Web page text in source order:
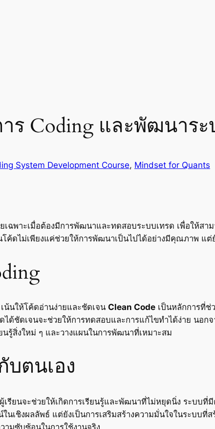
ร Coding และพัฒนาระ
System Development Course, Mindset for Quants
ฉพาะเมื่อต้องมีการพัฒนาและทดสอบระบบเทรด เพื่อให้สา
ค้ดไม่เพียงแค่ช่วยให้การพัฒนาเป็นไปได้อย่างมีคุณภาพ แต่
นให้โค้ดอ่านง่ายและชัดเจน Clean Code เป็นหลักการที่ช่
ได้ชัดเจนจะช่วยให้การทดสอบและการแก้ไขทำได้ง่าย นอ
รู้สิ่งใหม่ ๆ และวางแผนในการพัฒนาที่เหมาะสม
บตนเอง
เรียนจะช่วยให้เกิดการเรียนรู้และพัฒนาที่ไม่หยุดนิ่ง ระบบ
เชิงผลลัพธ์ แต่ยังเป็นการเสริมสร้างความมั่นใจในระบบที่ส
ามซับซ้อนในการใช้งานจริง